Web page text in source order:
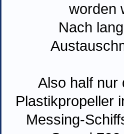
worden
Nach
Also half nur
Plastikpropeller
Messing-